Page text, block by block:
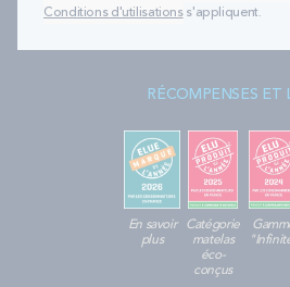
Conditions d'utilisationss'appliquent.
RÉCOMPENSES ET
En savoir
plus
Catégorie
matelas
éco-
conçus